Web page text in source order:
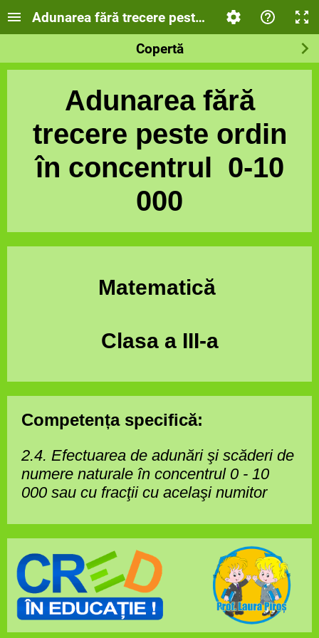
Adunarea fără trecere peste ordin în
Copertă
Adunarea fără
trecere peste ordin
în concentrul 0-10
000
Matematică
Clasa a III-a
Competența specifică:
2.4. Efectuarea de adunări şi scăderi de
numere naturale în concentrul 0 - 10
000 sau cu fracţii cu acelaşi numitor